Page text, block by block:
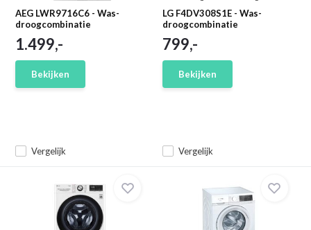
AEG LWR9716C6 - Was-
droogcombinatie
Vergelijk
1.499,-
Bekijken
LG F4DV308S1E - Was-
droogcombinatie
Vergelijk
799,-
Bekijken